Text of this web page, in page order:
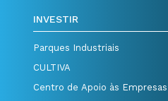
INVESTIR
Parques Industriais
CULTIVA
Centro de Apoio às Empresas